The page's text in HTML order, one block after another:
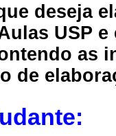
deseja
USP
as
de